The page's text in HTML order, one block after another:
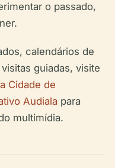
o passado,
calendários de
guiadas, visite
Cidade de
Audiala para
multimídia.